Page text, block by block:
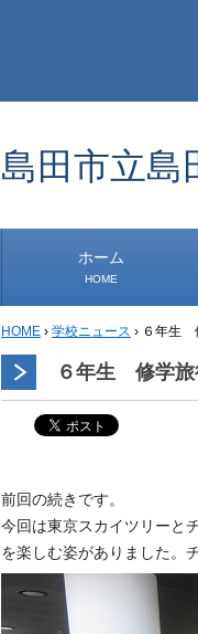
島田市立島
ホーム
HOME
HOME › 学校ニュース › ６年生
６年生 修学
前回の続きです。
今回は東京スカイツリーと
を楽しむ姿がありました。